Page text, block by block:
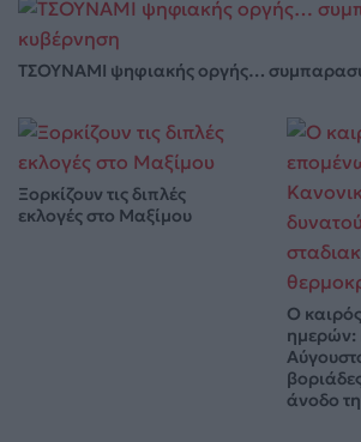
ΤΣΟΥΝΑΜΙ ψηφιακής οργής…
Ξορκίζουν τις διπλές
εκλογές στο Μαξίμου
Ο
ημερών:
άνοδο